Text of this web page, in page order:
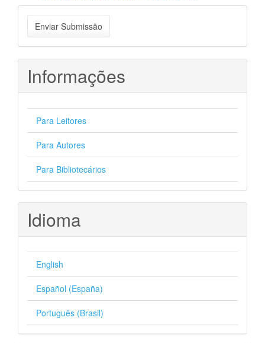
Enviar
Submissão
Enviar Submissão
Informações
Para Leitores
Para Autores
Para Bibliotecários
Idioma
English
Español (España)
Português (Brasil)